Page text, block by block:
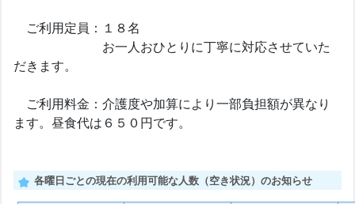
ご利用定員：１８名
お一人おひとりに丁寧に対応させていた
だきます。
ご利用料金：介護度や加算により一部負担額が異なり
ます。昼食代は６５０円です。
各曜日ごとの現在の利用可能な人数（空き状況）のお知らせ